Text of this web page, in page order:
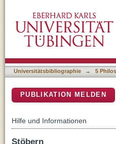
Universitätsbibliographie → 5
PUBLIKATION MELDEN
Hilfe und Informationen
Stöbern